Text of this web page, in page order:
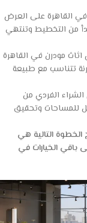
في القاهرة على العرض
من التخطيط وتنتهي
مودرن في القاهرة
تتناسب مع طبيعة
الشراء الفردي من
للمساحات وتحقيق
التالية هي
الخيارات في